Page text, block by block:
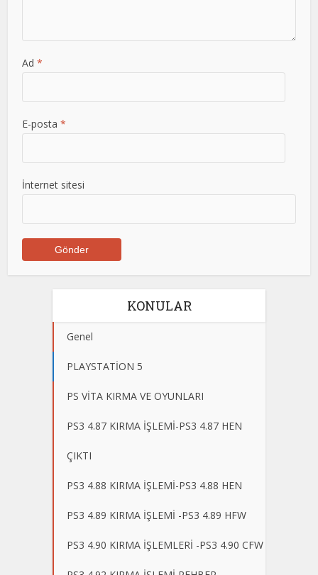
Ad*
E-posta*
İnternet sitesi
KONULAR
Genel
PLAYSTATİON 5
PS VİTA KIRMA VE OYUNLARI
PS3 4.87 KIRMA İŞLEMİ-PS3 4.87 HEN
ÇIKTI
PS3 4.88 KIRMA İŞLEMİ-PS3 4.88 HEN
PS3 4.89 KIRMA İŞLEMİ -PS3 4.89 HFW
PS3 4.90 KIRMA İŞLEMLERİ -PS3 4.90 CFW